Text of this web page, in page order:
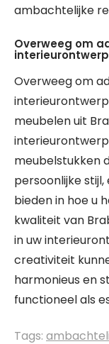
ambachtelijke
Overweeg om
Overweeg om
meubelen uit
meubelstukken
persoonlijke
bieden in hoe u
kwaliteit van
in uw
creativiteit
harmonieus en
functioneel als
Tags: